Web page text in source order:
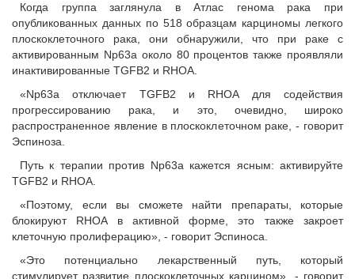
Когда группа заглянула в Атлас генома рака при
опубликованных данных по 518 образцам карциномы легкого
плоскоклеточного рака, они обнаружили, что при раке с
активированным Np63a около 80 процентов также проявляли
инактивированные TGFB2 и RHOA.
«Np63a отключает TGFB2 и RHOA для содействия
прогрессированию рака, и это, очевидно, широко
распространенное явление в плоскоклеточном раке, - говорит
Эспиноза.
Путь к терапии против Np63a кажется ясным: активируйте
TGFB2 и RHOA.
«Поэтому, если вы сможете найти препараты, которые
блокируют RHOA в активной форме, это также закроет
клеточную пролиферацию», - говорит Эспиноса.
«Это потенциально лекарственный путь, который
стимулирует развитие плоскоклеточных карцином», - говорит